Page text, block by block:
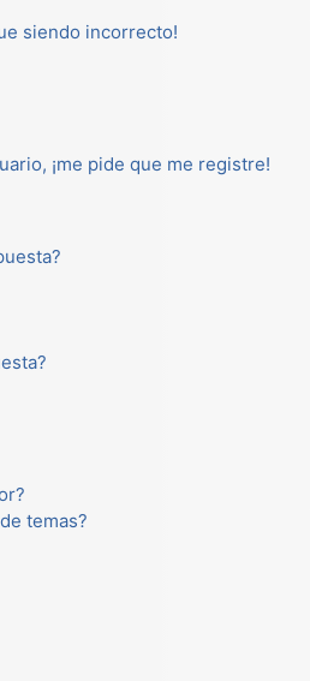
siendo incorrecto!
¡me pide que me registre!
temas?